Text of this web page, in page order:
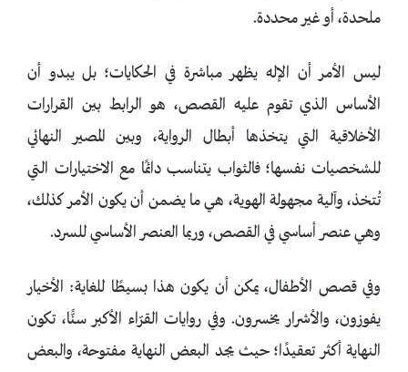
ملحدة، أو غير محددة.
ليس الأمر أن الإله يظهر مباشرة في الحكايات؛ بل يبدو أن
الأساس الذي تقوم عليه القصص، هو الرابط بين القرارات
الأخلاقية التي يتخذها أبطال الرواية، وبين المصير النهائي
للشخصيات نفسها؛ فالثواب يتناسب دائمًا مع الاختيارات التي
تُتخذ، وآلية مجهولة الهوية، هي ما يضمن أن يكون الأمر كذلك،
وهي عنصر أساسي في القصص، وربما العنصر الأساسي للسرد.
وفي قصص الأطفال، يمكن أن يكون هذا بسيطًا للغاية: الأخيار
يفوزون، والأشرار يخسرون. وفي روايات القرّاء الأكبر سنًّا، تكون
النهاية أكثر تعقيدًا؛ حيث يجد البعض النهاية مفتوحة، والبعض